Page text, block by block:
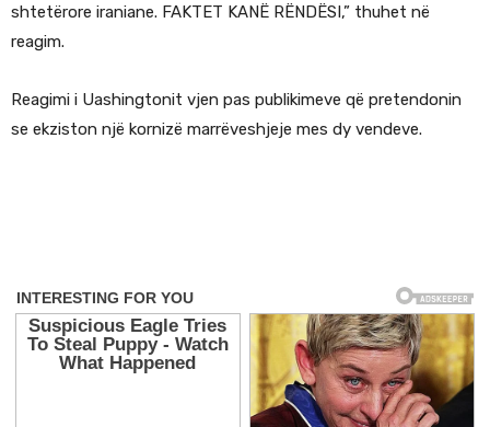
shtetërore iraniane. FAKTET KANË RËNDËSI,” thuhet në
reagim.
Reagimi i Uashingtonit vjen pas publikimeve që pretendonin
se ekziston një kornizë marrëveshjeje mes dy vendeve.